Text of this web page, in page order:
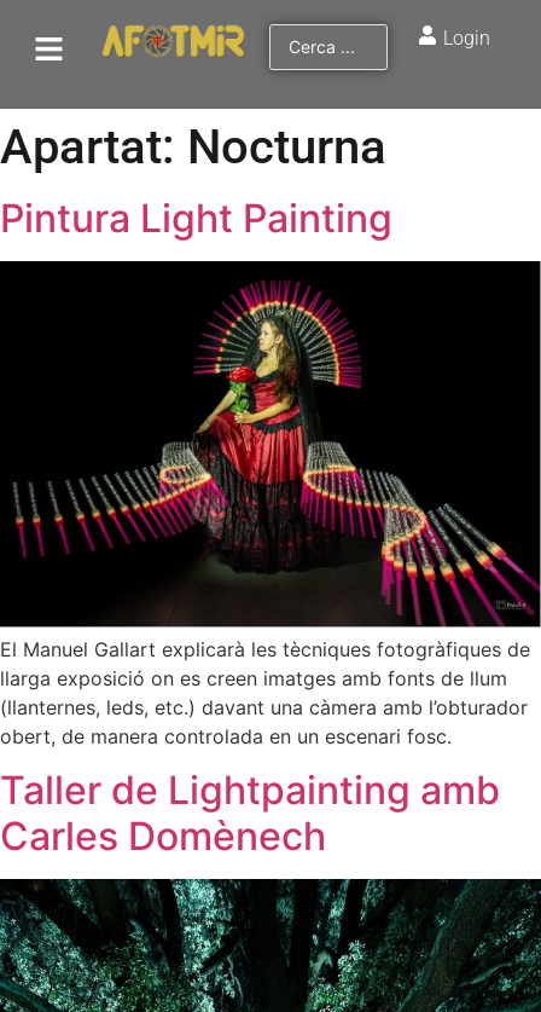
Login
Apartat: Nocturna
Pintura Light Painting
El Manuel Gallart explicarà les tècniques fotogràfiques de
llarga exposició on es creen imatges amb fonts de llum
(llanternes, leds, etc.) davant una càmera amb l’obturador
obert, de manera controlada en un escenari fosc.
Taller de Lightpainting amb
Carles Domènech